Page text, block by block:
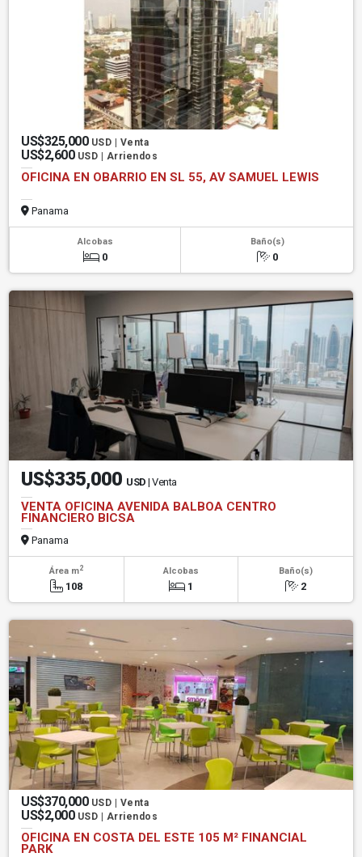
US$325,000 USD | Venta
US$2,600 USD | Arriendos
OFICINA EN OBARRIO EN SL 55, AV SAMUEL LEWIS
Panama
Alcobas
0
Baño(s)
0
US$335,000 USD | Venta
VENTA OFICINA AVENIDA BALBOA CENTRO
FINANCIERO BICSA
Panama
Área m2
108
Alcobas
1
Baño(s)
2
US$370,000 USD | Venta
US$2,000 USD | Arriendos
OFICINA EN COSTA DEL ESTE 105 M² FINANCIAL
PARK